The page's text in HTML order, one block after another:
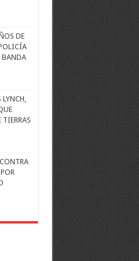
DE
BANDA
LYNCH,
TIERRAS